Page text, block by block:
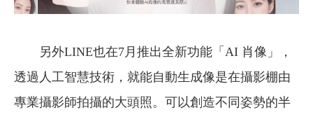
另外LINE也在7月推出全新功能「AI 肖像」，
透過人工智慧技術，就能自動生成像是在攝影棚由
專業攝影師拍攝的大頭照。可以創造不同姿勢的半